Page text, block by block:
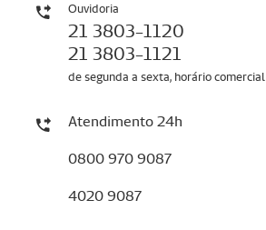
Ouvidoria
21 3803-1120
21 3803-1121
de segunda a sexta, horário comercial
Atendimento 24h
0800 970 9087
4020 9087